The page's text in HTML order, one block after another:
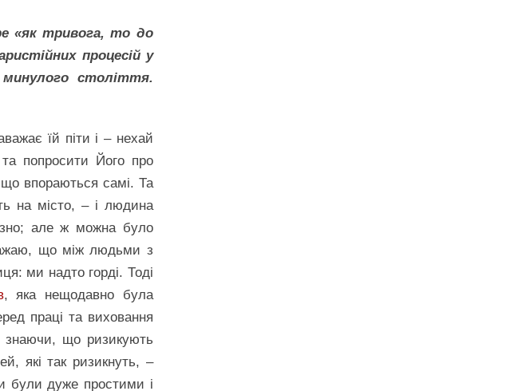
«як тривога, то до
процесій у
століття.
їй піти і – нехай
попросити Його про
впораються самі. Та
на місто, – і людина
але ж можна було
що між людьми з
ми надто горді. Тоді
, яка нещодавно була
праці та виховання
знаючи, що ризикують
які так ризикнуть, –
були дуже простими і